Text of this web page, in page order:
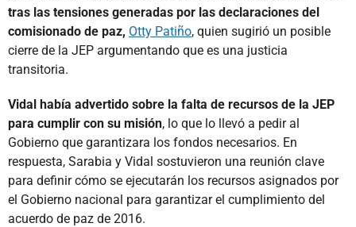
tras las tensiones generadas por las declaraciones del
comisionado de paz, Otty Patiño, quien sugirió un posible
cierre de la JEP argumentando que es una justicia
transitoria.
Vidal había advertido sobre la falta de recursos de la JEP
para cumplir con su misión, lo que lo llevó a pedir al
Gobierno que garantizara los fondos necesarios. En
respuesta, Sarabia y Vidal sostuvieron una reunión clave
para definir cómo se ejecutarán los recursos asignados por
el Gobierno nacional para garantizar el cumplimiento del
acuerdo de paz de 2016.